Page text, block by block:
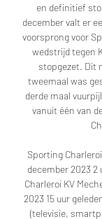
en definitief
december valt er
voorsprong voor
wedstrijd tegen
stopgezet. Dit
tweemaal was
derde maal
vanuit één van
Sporting
december 2023
Charleroi KV
2023 15 uur
(televisie,